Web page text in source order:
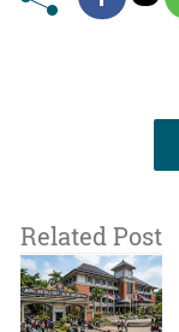
Related Post